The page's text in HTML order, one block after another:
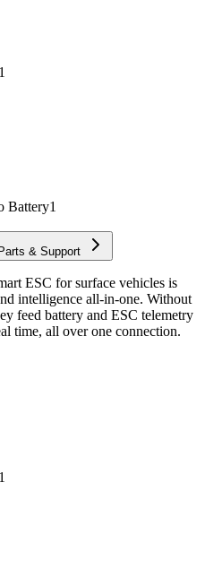
1
Battery1
Parts & Support
ESC for surface vehicles is
intelligence all-in-one. Without
feed battery and ESC telemetry
time, all over one connection.
1